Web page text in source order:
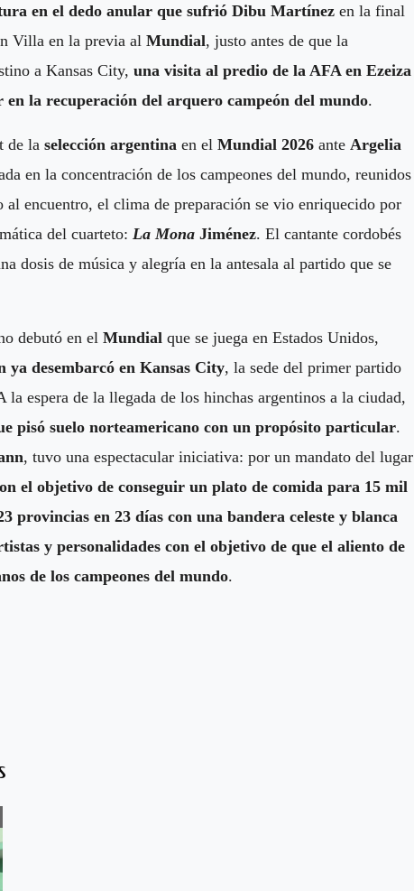
en el dedo anular que sufrió Dibu Martínez en la final
Villa en la previa al Mundial, justo antes de que la
a Kansas City, una visita al predio de la AFA en Ezeiza
la recuperación del arquero campeón del mundo.
de la selección argentina en el Mundial 2026 ante Argelia
en la concentración de los campeones del mundo, reunidos
al encuentro, el clima de preparación se vio enriquecido por
del cuarteto: La Mona Jiménez. El cantante cordobés
dosis de música y alegría en la antesala al partido que se
debutó en el Mundial que se juega en Estados Unidos,
ya desembarcó en Kansas City, la sede del primer partido
espera de la llegada de los hinchas argentinos a la ciudad,
pisó suelo norteamericano con un propósito particular.
, tuvo una espectacular iniciativa: por un mandato del lugar
el objetivo de conseguir un plato de comida para 15 mil
provincias en 23 días con una bandera celeste y blanca
y personalidades con el objetivo de que el aliento de
de los campeones del mundo.